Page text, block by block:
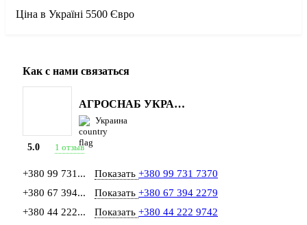
Ціна в Україні 5500 Євро
Как с нами связаться
АГРОСНАБ УКРАЇНА
Украина
5.0 1 отзыв
+380 99 731... Показать +380 99 731 7370
+380 67 394...
Показать +380 67 394 2279
+380 44 222...
Показать +380 44 222 9742